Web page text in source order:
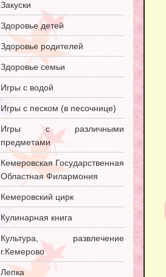
Закуски
Здоровье детей
Здоровье родителей
Здоровье семьи
Игры с водой
Игры с песком (в песочнице)
Игры с различными
предметами
Кемеровская Государственная
Областная Филармония
Кемеровский цирк
Кулинарная книга
Культура, развлечение
г.Кемерово
Лепка